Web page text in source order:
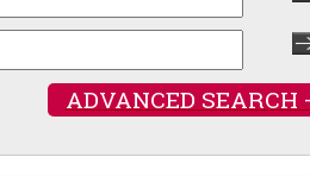
ADVANCED SEARCH